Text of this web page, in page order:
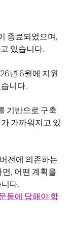
종료되었으며,
있습니다.
년 6월에 지원
니다.
기반으로 구축
가까워지고 있
전에 의존하는
, 어떤 계획을
다.
들에 답해야 합